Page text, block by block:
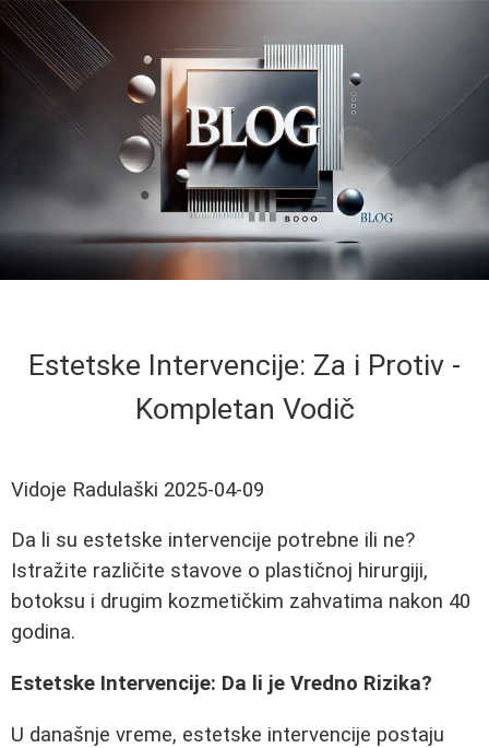
Estetske Intervencije: Za i Protiv -
Kompletan Vodič
Vidoje Radulaški 2025-04-09
Da li su estetske intervencije potrebne ili ne?
Istražite različite stavove o plastičnoj hirurgiji,
botoksu i drugim kozmetičkim zahvatima nakon 40
godina.
Estetske Intervencije: Da li je Vredno Rizika?
U današnje vreme, estetske intervencije postaju